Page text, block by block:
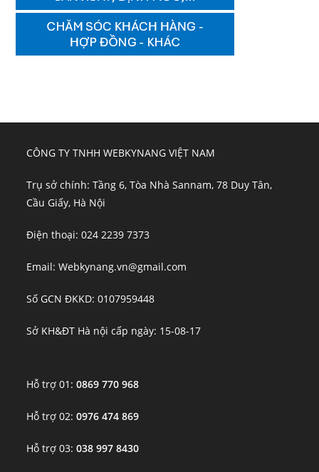
CÔNG TY TNHH WEBKYNANG VIỆT NAM
Trụ sở chính: Tầng 6, Tòa Nhà Sannam, 78 Duy Tân,
Cầu Giấy, Hà Nội
Điện thoại: 024 2239 7373
Email: Webkynang.vn@gmail.com
Số GCN ĐKKD: 0107959448
Sở KH&ĐT Hà nội cấp ngày: 15-08-17
Hỗ trợ 01:0869 770 968
Hỗ trợ 02:0976 474 869
Hỗ trợ 03:038 997 8430